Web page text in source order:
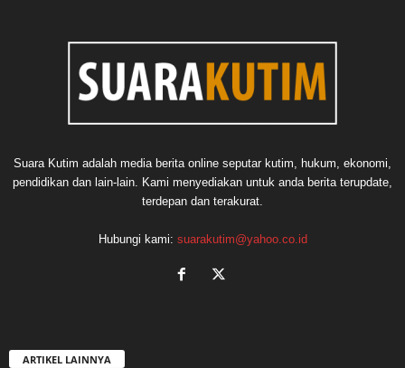
Suara Kutim adalah media berita online seputar kutim, hukum, ekonomi,
pendidikan dan lain-lain. Kami menyediakan untuk anda berita terupdate,
terdepan dan terakurat.
Hubungi kami: suarakutim@yahoo.co.id
ARTIKEL LAINNYA